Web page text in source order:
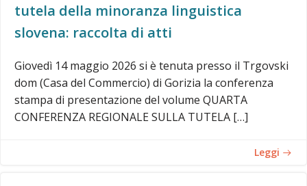
tutela della minoranza linguistica
slovena: raccolta di atti
Giovedì 14 maggio 2026 si è tenuta presso il Trgovski
dom (Casa del Commercio) di Gorizia la conferenza
stampa di presentazione del volume QUARTA
CONFERENZA REGIONALE SULLA TUTELA […]
Leggi